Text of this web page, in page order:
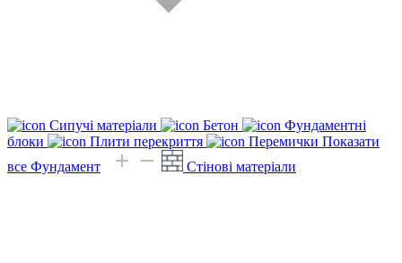
Сипучі матеріали Бетон
Фундаментні
блоки
Плити перекриття Перемички Показати
все Фундамент
Стінові матеріали